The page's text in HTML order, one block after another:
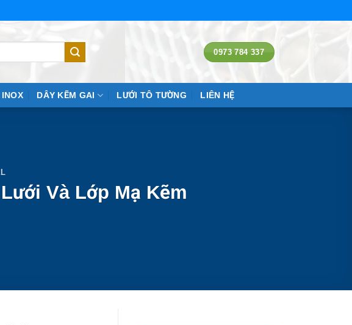
0973 784 337
DÂY KẼM GAI LƯỚI TÔ TƯỜNG LIÊN HỆ
Và Lớp Mạ Kẽm